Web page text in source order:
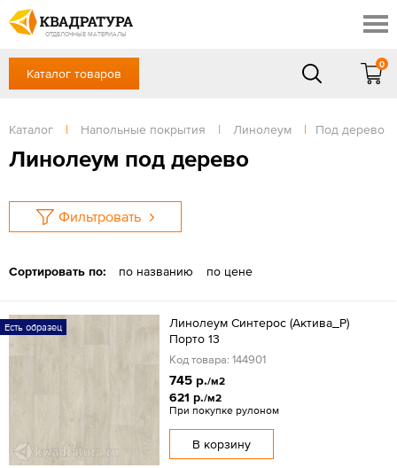
ОТДЕЛОЧНЫЕ МАТЕРИАЛЫ
Профи
Контакты
Доставка и оплата
Выставочный зал
Готовые решения
Отзывы
+7 (861) 217-94-70
Сб, Вс — выходной
ЗАКАЗАТЬ ЗВОНОК
Вход / Регистрация
Каталог товаров
0
Каталог | Напольные покрытия | Линолеум | Под дерево
Линолеум под дерево
Фильтровать
Сортировать по: по названию по цене
Есть образец
Линолеум Синтерос (Актива_Р)
Порто 13
Код товара: 144901
745 р./м2
621 р./м2
При покупке рулоном
В корзину